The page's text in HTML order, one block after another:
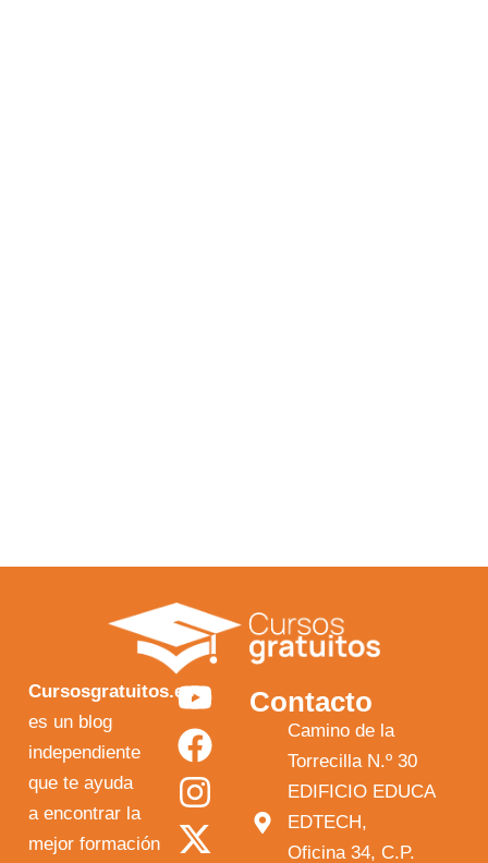
Cursosgratuitos.es
es un blog
independiente
que te ayuda
a encontrar la
mejor formación
Y
o
u
t
u
F
a
c
e
b
I
n
s
t
a
X
-
t
w
i
Contacto
Camino de la
Torrecilla N.º 30
EDIFICIO EDUCA
EDTECH,
Oficina 34, C.P.